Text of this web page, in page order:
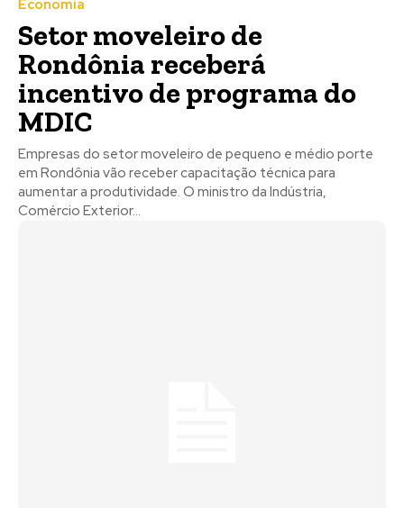
Economia
Setor moveleiro de
Rondônia receberá
incentivo de programa do
MDIC
Empresas do setor moveleiro de pequeno e médio porte
em Rondônia vão receber capacitação técnica para
aumentar a produtividade. O ministro da Indústria,
Comércio Exterior...